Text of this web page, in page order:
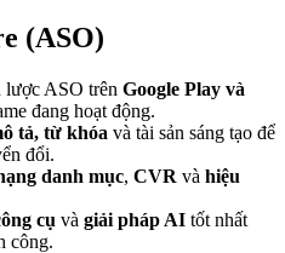
(ASO)
lược ASO trên Google Play và
đang hoạt động.
tả, từ khóa và tài sản sáng tạo để
đổi.
danh mục, CVR và hiệu
cụ và giải pháp AI tốt nhất
công.